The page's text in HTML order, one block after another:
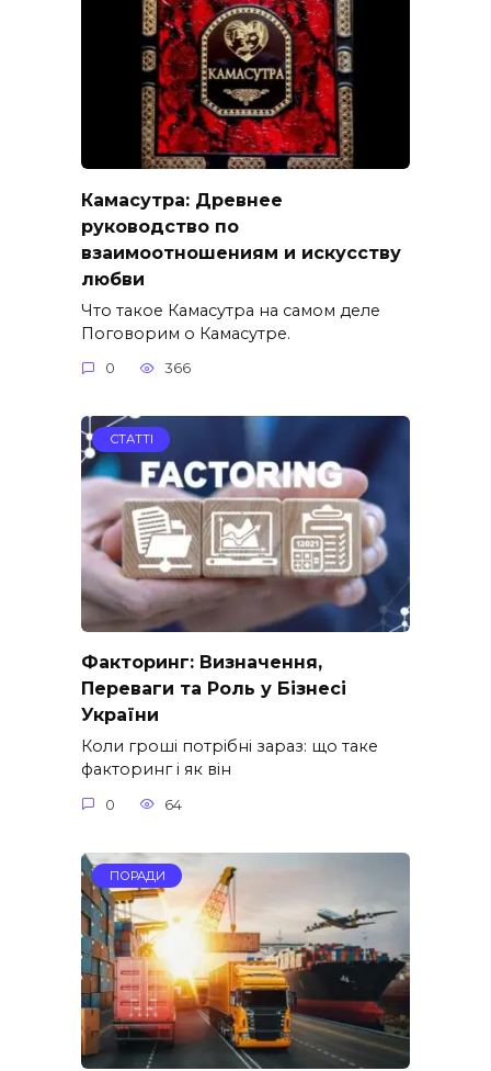
Камасутра: Древнее
руководство по
взаимоотношениям и искусству
любви
Что такое Камасутра на самом деле
Поговорим о Камасутре.
0 366
СТАТТІ
Факторинг: Визначення,
Переваги та Роль у Бізнесі
України
Коли гроші потрібні зараз: що таке
факторинг і як він
0 64
ПОРАДИ